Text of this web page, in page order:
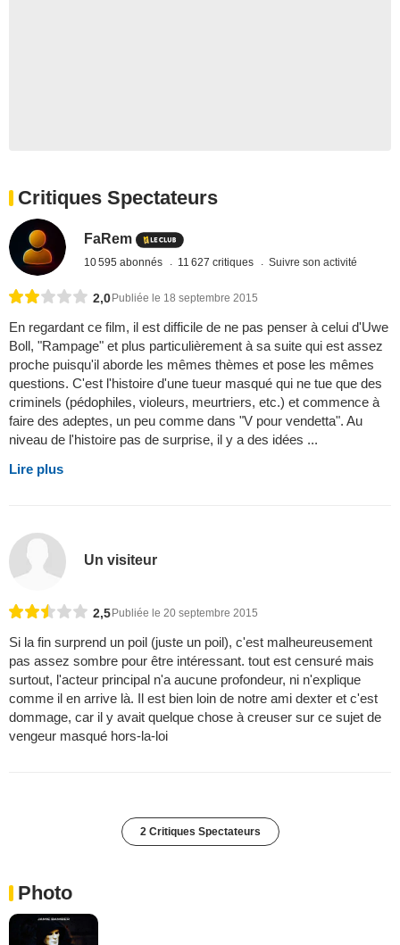
Critiques Spectateurs
FaRem
10 595 abonnés 11 627 critiques Suivre son activité
2,0 Publiée le 18 septembre 2015
En regardant ce film, il est difficile de ne pas penser à celui d'Uwe
Boll, "Rampage" et plus particulièrement à sa suite qui est assez
proche puisqu'il aborde les mêmes thèmes et pose les mêmes
questions. C'est l'histoire d'une tueur masqué qui ne tue que des
criminels (pédophiles, violeurs, meurtriers, etc.) et commence à
faire des adeptes, un peu comme dans "V pour vendetta". Au
niveau de l'histoire pas de surprise, il y a des idées ...
Lire plus
Un visiteur
2,5Publiée le 20 septembre 2015
Si la fin surprend un poil (juste un poil), c'est malheureusement
pas assez sombre pour être intéressant. tout est censuré mais
surtout, l'acteur principal n'a aucune profondeur, ni n'explique
comme il en arrive là. Il est bien loin de notre ami dexter et c'est
dommage, car il y avait quelque chose à creuser sur ce sujet de
vengeur masqué hors-la-loi
2 Critiques Spectateurs
Photo